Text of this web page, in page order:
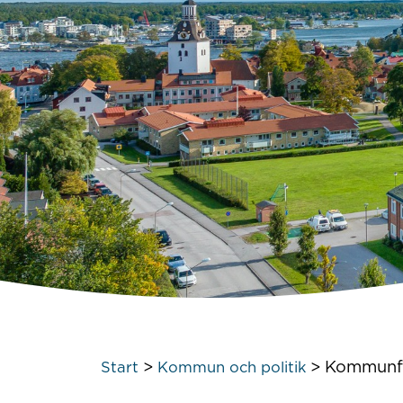
Start > Kommun och politik>